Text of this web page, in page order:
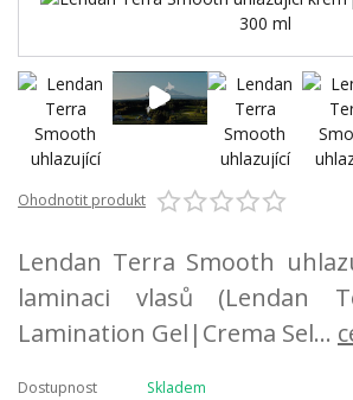
Ohodnotit produkt
Lendan Terra Smooth
laminaci vlasů (Lendan
Lamination Gel|Crema Sel...
Dostupnost
Skladem